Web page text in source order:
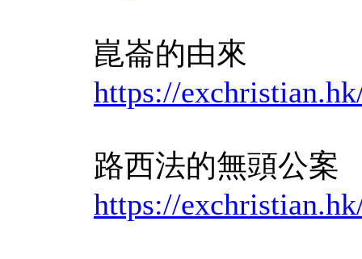
崑崙的由來
https://
路西法的無頭公案
https://